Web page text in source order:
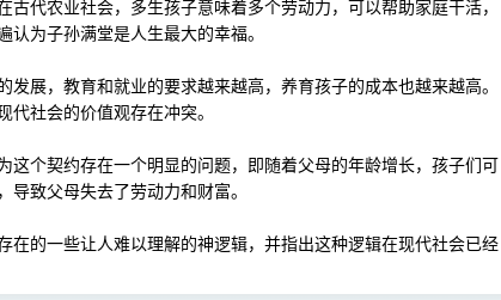
代农业社会，多生孩子意味着多个劳动力，可以帮助家庭干活，
为子孙满堂是人生最大的幸福。
展，教育和就业的要求越来越高，养育孩子的成本也越来越高。
社会的价值观存在冲突。
个契约存在一个明显的问题，即随着父母的年龄增长，孩子们可
致父母失去了劳动力和财富。
在的一些让人难以理解的神逻辑，并指出这种逻辑在现代社会已经